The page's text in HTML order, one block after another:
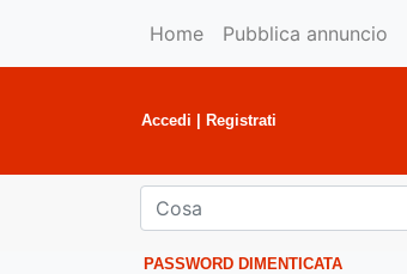
Home Pubblica annuncio
Accedi Registrati
PASSWORD DIMENTICATA